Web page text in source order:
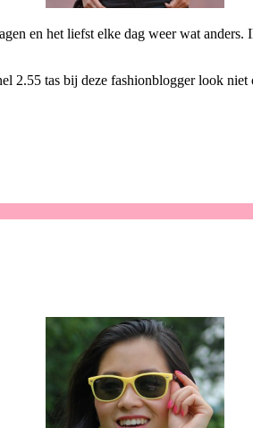
en het liefst elke dag weer wat
2.55 tas bij deze fashionblogger look niet